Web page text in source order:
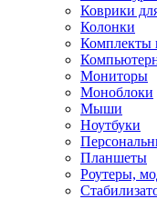
Коврики
Колонки
Комплекты
Мониторы
Моноблоки
Мыши
Ноутбуки
Планшеты
Роутеры,